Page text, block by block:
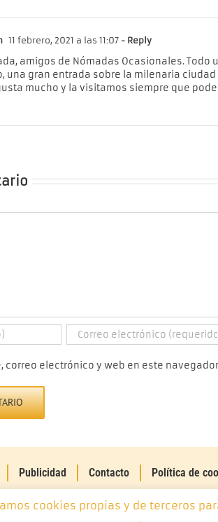
11 febrero, 2021 a las 11:07 - Reply
amigos de Nómadas Ocasionales. Todo
una gran entrada sobre la milenaria
mucho y la visitamos siempre que
correo electrónico y web en este
Publicidad Contacto Política de
cookies propias y de terceros